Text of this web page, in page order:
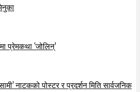
प्रेमकथा ‘जोलिन्’
नाटकको पोस्टर र प्रदर्शन मिति सार्वजनिक